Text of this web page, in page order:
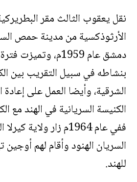
نقل يعقوب الثالث مقر
الأرثوذكسية من مدينة حمص
دمشق عام 1959م،
بنشاطه في سبيل التقريب بين
الشرقية، وأيضا العمل على إعادة
الكنيسة السريانية في الهند مع
ففي عام 1964م زار
السريان الهنود وأقام لهم
للهند.